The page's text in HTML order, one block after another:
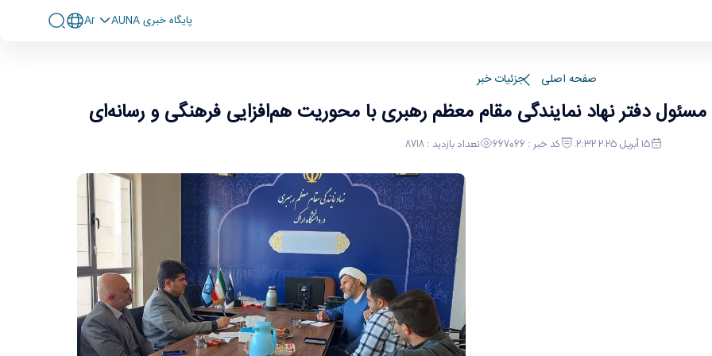
پايگاه خبری AUNA Ar
صفحه اصلی جزئیات خبر
با مسئول دفتر نهاد نمایندگی مقام معظم رهبری با محوریت هم‌افزایی فرهنگی و رسانه‌ای
١٥ أبريل ٢٠٢٥ ٠٢:٣٢ کد خبر : 667066 تعداد بازدید : 8718